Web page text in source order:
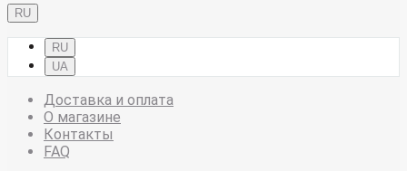
RU
RU
UA
Доставка и оплата
О магазине
Контакты
FAQ